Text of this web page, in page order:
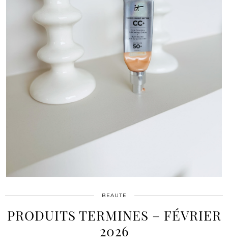
BEAUTE
PRODUITS TERMINES – FÉVRIER
2026